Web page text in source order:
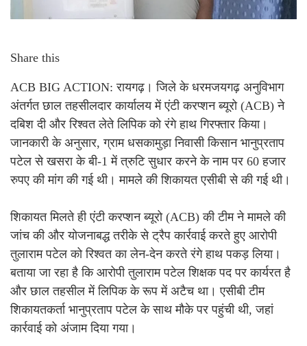
Share this
ACB BIG ACTION: रायगढ़। जिले के धरमजयगढ़ अनुविभाग
अंतर्गत छाल तहसीलदार कार्यालय में एंटी करप्शन ब्यूरो (ACB) ने
दबिश दी और रिश्वत लेते लिपिक को रंगे हाथ गिरफ्तार किया।
जानकारी के अनुसार, ग्राम धसकामुड़ा निवासी किसान भानुप्रताप
पटेल से खसरा के बी-1 में त्रुटि सुधार करने के नाम पर 60 हजार
रुपए की मांग की गई थी। मामले की शिकायत एसीबी से की गई थी।
शिकायत मिलते ही एंटी करप्शन ब्यूरो (ACB) की टीम ने मामले की
जांच की और योजनाबद्ध तरीके से ट्रैप कार्रवाई करते हुए आरोपी
तुलाराम पटेल को रिश्वत का लेन-देन करते रंगे हाथ पकड़ लिया।
बताया जा रहा है कि आरोपी तुलाराम पटेल शिक्षक पद पर कार्यरत है
और छाल तहसील में लिपिक के रूप में अटैच था। एसीबी टीम
शिकायतकर्ता भानुप्रताप पटेल के साथ मौके पर पहुंची थी, जहां
कार्रवाई को अंजाम दिया गया।